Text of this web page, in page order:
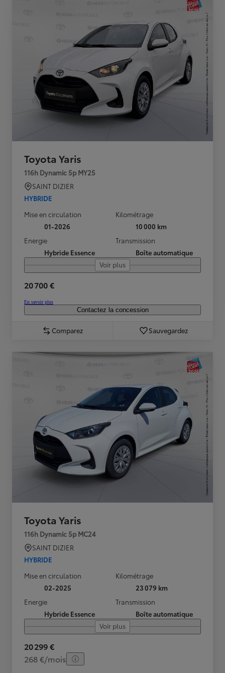
Toyota Yaris
116h Dynamic 5p MY25
SAINT DIZIER
HYBRIDE
Mise en circulation
01-2026
Kilométrage
10 000 km
Energie
Hybride Essence
Transmission
Boîte automatique
Voir plus
20 700 €
En savoir plus
Contactez la concession
Comparez Sauvegardez
Toyota Yaris
116h Dynamic 5p MC24
SAINT DIZIER
HYBRIDE
Mise en circulation
02-2025
Kilométrage
23 079 km
Energie
Hybride Essence
Transmission
Boîte automatique
Voir plus
20 299 €
268 €/mois